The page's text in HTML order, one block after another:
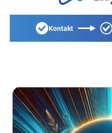
Kontakt